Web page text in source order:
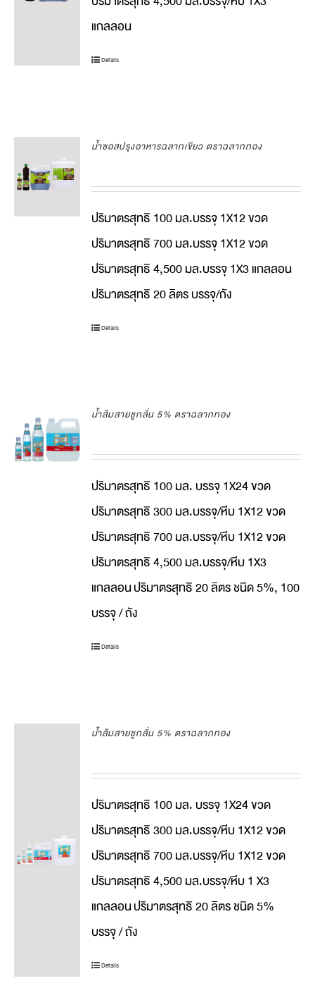
แกลลอน
Details
น้ำซอสปรุงอาหารฉลากเขียว ตราฉลากทอง
ปริมาตรสุทธิ 100 มล.บรรจุ 1X12 ขวด
ปริมาตรสุทธิ 700 มล.บรรจุ 1X12 ขวด
ปริมาตรสุทธิ 4,500 มล.บรรจุ 1X3 แกลลอน
ปริมาตรสุทธิ 20 ลิตร บรรจุ/ถัง
Details
น้ำส้มสายชูกลั่น 5% ตราฉลากทอง
ปริมาตรสุทธิ 100 มล. บรรจุ 1X24 ขวด
ปริมาตรสุทธิ 300 มล.บรรจุ/หีบ 1X12 ขวด
ปริมาตรสุทธิ 700 มล.บรรจุ/หีบ 1X12 ขวด
ปริมาตรสุทธิ 4,500 มล.บรรจุ/หีบ 1X3
แกลลอนปริมาตรสุทธิ 20 ลิตร ชนิด 5%, 100
บรรจุ / ถัง
Details
น้ำส้มสายชูกลั่น 5% ตราฉลากทอง
ปริมาตรสุทธิ 100 มล. บรรจุ 1X24 ขวด
ปริมาตรสุทธิ 300 มล.บรรจุ/หีบ 1X12 ขวด
ปริมาตรสุทธิ 700 มล.บรรจุ/หีบ 1X12 ขวด
ปริมาตรสุทธิ 4,500 มล.บรรจุ/หีบ 1 X3
แกลลอนปริมาตรสุทธิ 20 ลิตร ชนิด 5%
บรรจุ / ถัง
Details